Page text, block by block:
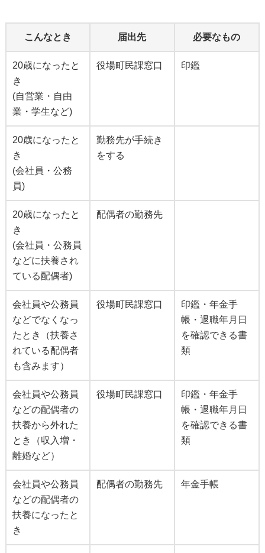
こんなとき 届出先 必要なもの
20歳になったと
き
(自営業・自由
業・学生など)
役場町民課窓口 印鑑
20歳になったと
き
(会社員・公務
員)
勤務先が手続き
をする
20歳になったと
き
(会社員・公務員
などに扶養され
ている配偶者)
配偶者の勤務先
会社員や公務員
などでなくなっ
たとき（扶養さ
れている配偶者
も含みます）
役場町民課窓口
印鑑・年金手
帳・退職年月日
を確認できる書
類
会社員や公務員
などの配偶者の
扶養から外れた
とき（収入増・
離婚など）
役場町民課窓口
印鑑・年金手
帳・退職年月日
を確認できる書
類
会社員や公務員
などの配偶者の
扶養になったと
き
配偶者の勤務先 年金手帳